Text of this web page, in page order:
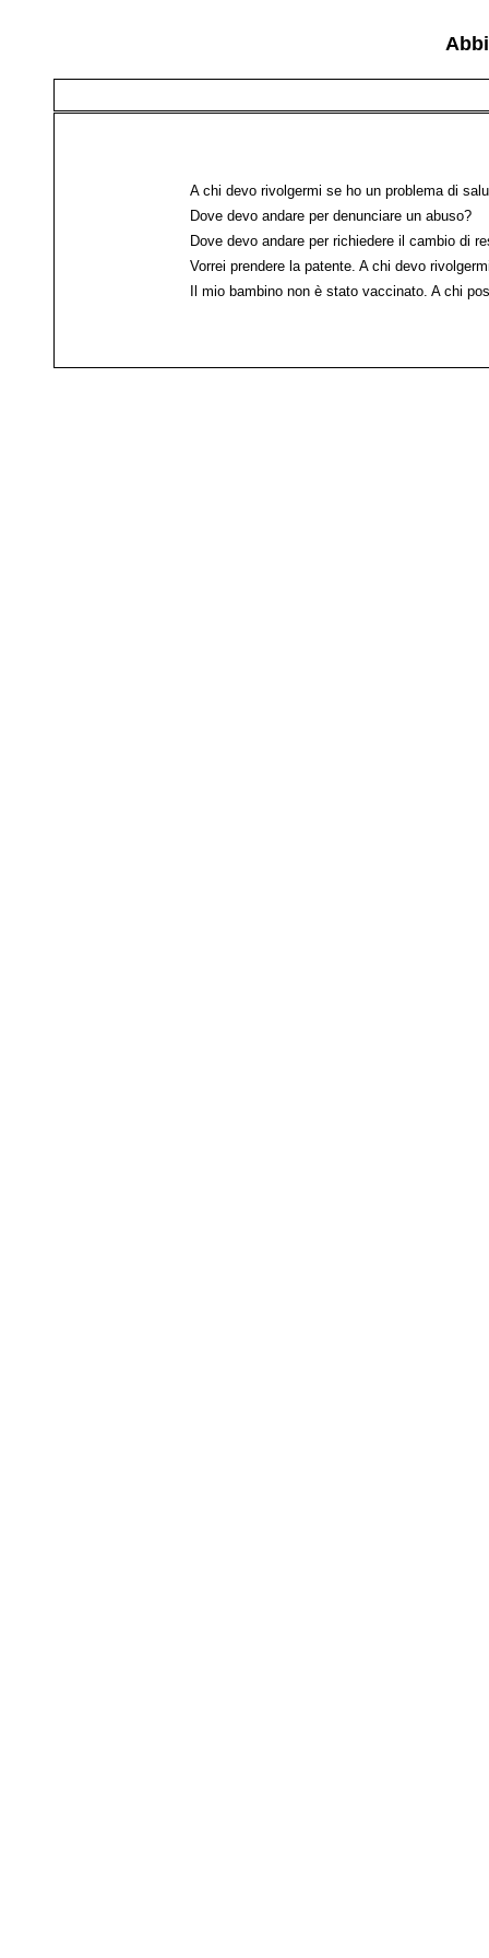
A chi devo rivolgermi se ho un problema di
Dove devo andare per denunciare un abuso?
Dove devo andare per richiedere il cambio di
Vorrei prendere la patente. A chi devo
Il mio bambino non è stato vaccinato. A chi